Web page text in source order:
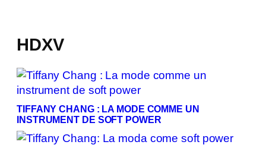
HDXV
TIFFANY CHANG : LA MODE COMME UN
INSTRUMENT DE SOFT POWER